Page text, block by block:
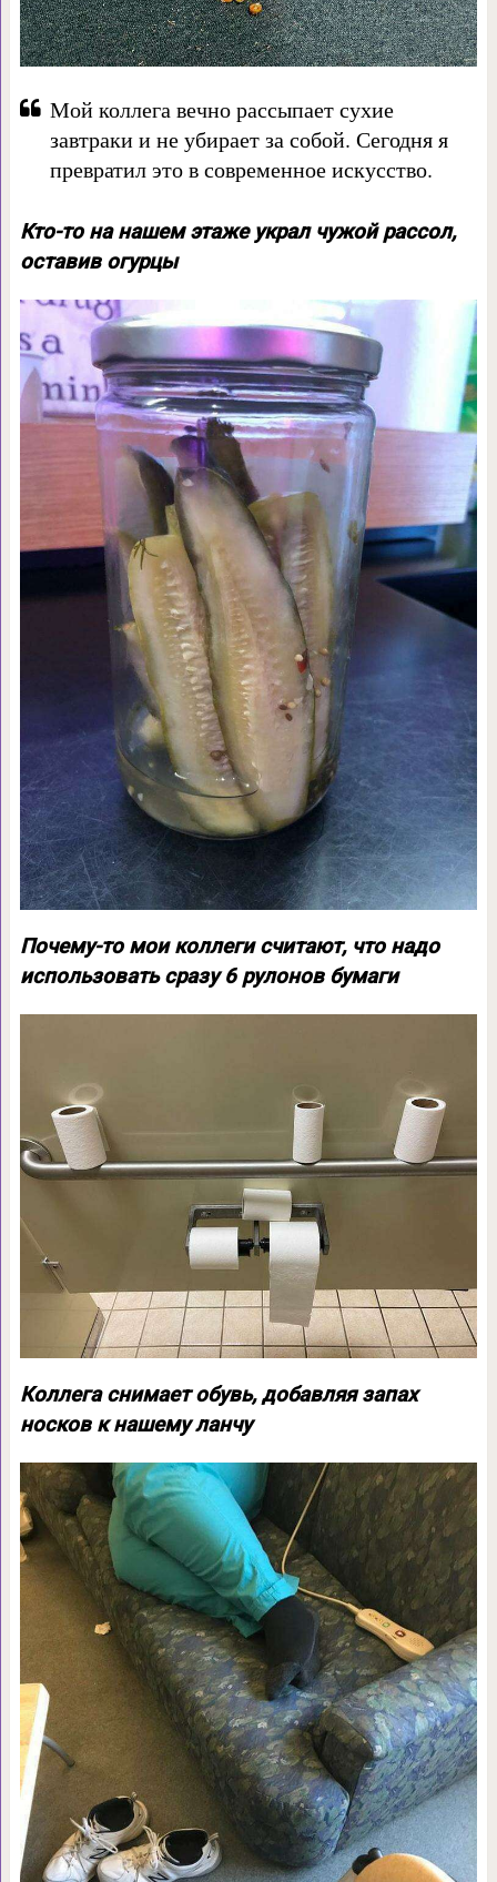
Мой коллега вечно рассыпает сухие
завтраки и не убирает за собой. Сегодня я
превратил это в современное искусство.
Кто-то на нашем этаже украл чужой рассол,
оставив огурцы
Почему-то мои коллеги считают, что надо
использовать сразу 6 рулонов бумаги
Коллега снимает обувь, добавляя запах
носков к нашему ланчу